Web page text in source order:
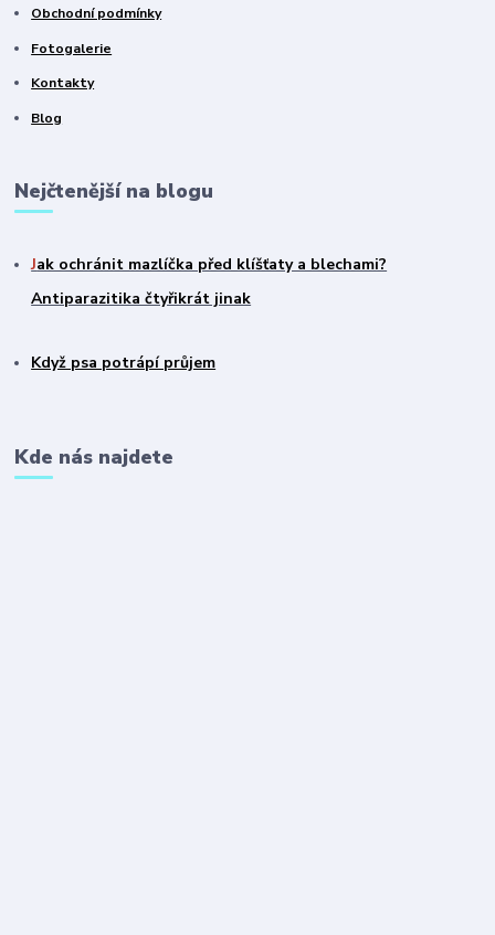
Obchodní podmínky
Fotogalerie
Kontakty
Blog
Nejčtenější na blogu
Jak ochránit mazlíčka před klíšťaty a blechami?
Antiparazitika čtyřikrát jinak
Když psa potrápí průjem
Kde nás najdete